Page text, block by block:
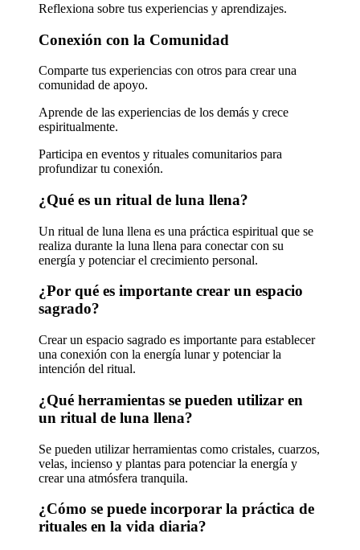
Reflexiona sobre tus experiencias y aprendizajes.
Conexión con la Comunidad
Comparte tus experiencias con otros para crear una
comunidad de apoyo.
Aprende de las experiencias de los demás y crece
espiritualmente.
Participa en eventos y rituales comunitarios para
profundizar tu conexión.
¿Qué es un ritual de luna llena?
Un ritual de luna llena es una práctica espiritual que se
realiza durante la luna llena para conectar con su
energía y potenciar el crecimiento personal.
¿Por qué es importante crear un espacio
sagrado?
Crear un espacio sagrado es importante para establecer
una conexión con la energía lunar y potenciar la
intención del ritual.
¿Qué herramientas se pueden utilizar en
un ritual de luna llena?
Se pueden utilizar herramientas como cristales, cuarzos,
velas, incienso y plantas para potenciar la energía y
crear una atmósfera tranquila.
¿Cómo se puede incorporar la práctica de
rituales en la vida diaria?